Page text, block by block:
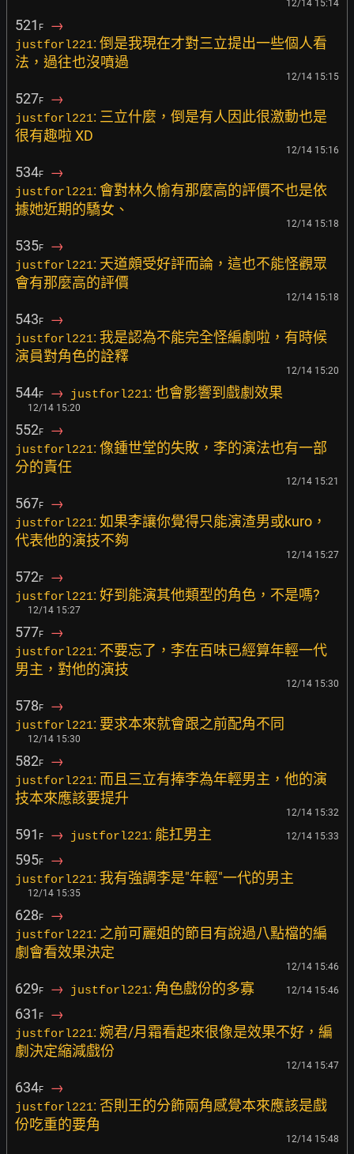
12/14 15:14
521 F →
justforl221: 倒是我現在才對三立提出一些個人看
法，過往也沒噴過
12/14 15:15
527F →
justforl221: 三立什麼，倒是有人因此很激動也是
很有趣啦 XD
12/14 15:16
534F →
justforl221: 會對林久愉有那麼高的評價不也是依
據她近期的驕女、
12/14 15:18
535F →
justforl221: 天道頗受好評而論，這也不能怪觀眾
會有那麼高的評價
12/14 15:18
543F →
justforl221: 我是認為不能完全怪編劇啦，有時候
演員對角色的詮釋
12/14 15:20
544F → justforl221: 也會影響到戲劇效果
12/14 15:20
552F →
justforl221: 像鍾世堂的失敗，李的演法也有一部
分的責任
12/14 15:21
567F →
justforl221: 如果李讓你覺得只能演渣男或kuro，
代表他的演技不夠
12/14 15:27
572F →
justforl221: 好到能演其他類型的角色，不是嗎?
12/14 15:27
577F →
justforl221: 不要忘了，李在百味已經算年輕一代
男主，對他的演技
12/14 15:30
578F →
justforl221: 要求本來就會跟之前配角不同
12/14 15:30
582F →
justforl221: 而且三立有捧李為年輕男主，他的演
技本來應該要提升
12/14 15:32
591 F → justforl221: 能扛男主 12/14 15:33
595F →
justforl221: 我有強調李是"年輕"一代的男主
12/14 15:35
628F →
justforl221: 之前可麗姐的節目有說過八點檔的編
劇會看效果決定
12/14 15:46
629F → justforl221: 角色戲份的多寡 12/14 15:46
631 F →
justforl221: 婉君/月霜看起來很像是效果不好，編
劇決定縮減戲份
12/14 15:47
634F →
justforl221: 否則王的分飾兩角感覺本來應該是戲
份吃重的要角
12/14 15:48